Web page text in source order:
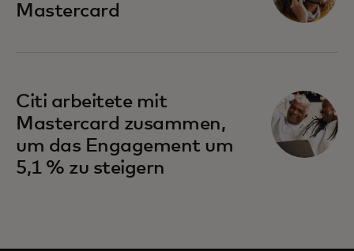
Mastercard
Citi arbeitete mit
Mastercard zusammen,
um das Engagement um
5,1 % zu steigern